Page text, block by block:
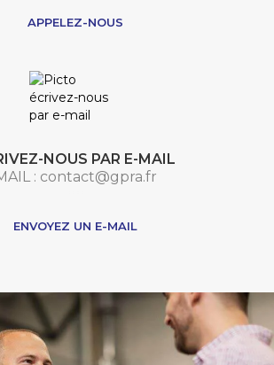
APPELEZ-NOUS
NOUS PAR E-MAIL
: contact@gpra.fr
ENVOYEZ UN E-MAIL